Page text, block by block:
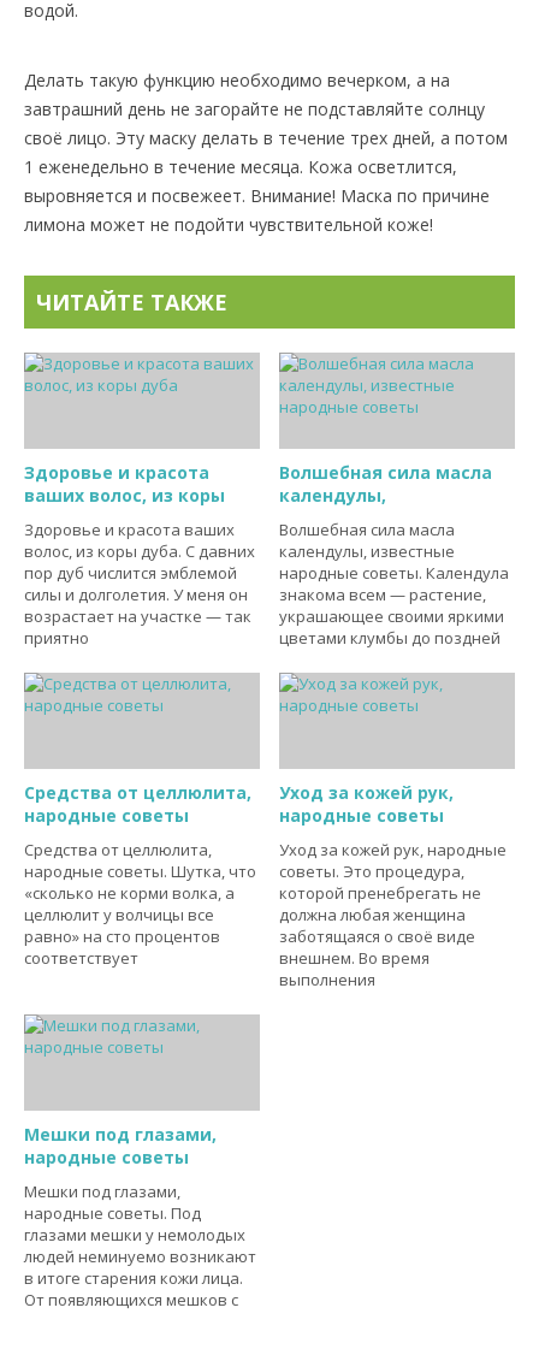
водой.
Делать такую функцию необходимо вечерком, а на
завтрашний день не загорайте не подставляйте солнцу
своё лицо. Эту маску делать в течение трех дней, а потом
1 еженедельно в течение месяца. Кожа осветлится,
выровняется и посвежеет. Внимание! Маска по причине
лимона может не подойти чувствительной коже!
ЧИТАЙТЕ ТАКЖЕ
Здоровье и красота
ваших волос, из коры
Здоровье и красота ваших
волос, из коры дуба. С давних
пор дуб числится эмблемой
силы и долголетия. У меня он
возрастает на участке — так
приятно
Волшебная сила масла
календулы,
Волшебная сила масла
календулы, известные
народные советы. Календула
знакома всем — растение,
украшающее своими яркими
цветами клумбы до поздней
Средства от целлюлита,
народные советы
Средства от целлюлита,
народные советы. Шутка, что
«сколько не корми волка, а
целлюлит у волчицы все
равно» на сто процентов
соответствует
Уход за кожей рук,
народные советы
Уход за кожей рук, народные
советы. Это процедура,
которой пренебрегать не
должна любая женщина
заботящаяся о своё виде
внешнем. Во время
выполнения
Мешки под глазами,
народные советы
Мешки под глазами,
народные советы. Под
глазами мешки у немолодых
людей неминуемо возникают
в итоге старения кожи лица.
От появляющихся мешков с